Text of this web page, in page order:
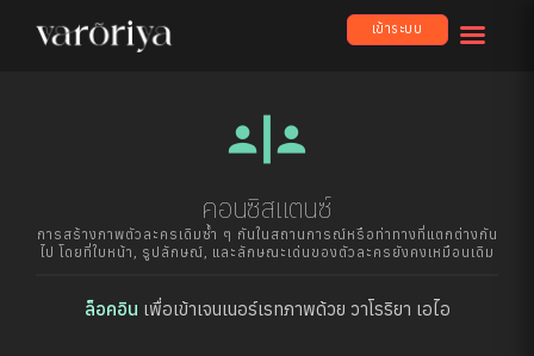
เข้าระบบ
safety_divider
คอนซิสแตนซ์
การสร้างภาพตัวละครเดิมซ้ำ ๆ กันในสถานการณ์หรือท่าทางที่แตกต่างกัน
ไป โดยที่ใบหน้า, รูปลักษณ์, และลักษณะเด่นของตัวละครยังคงเหมือนเดิม
ล็อคอิน เพื่อเข้าเจนเนอร์เรทภาพด้วย วาโรริยา เอไอ